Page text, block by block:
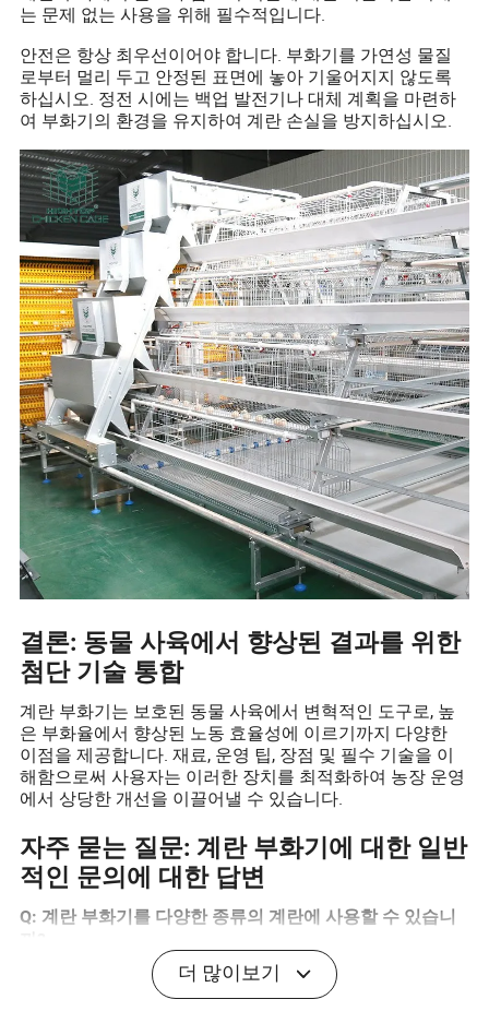
는 문제 없는 사용을 위해 필수적입니다.
안전은 항상 최우선이어야 합니다. 부화기를 가연성 물질
로부터 멀리 두고 안정된 표면에 놓아 기울어지지 않도록
하십시오. 정전 시에는 백업 발전기나 대체 계획을 마련하
여 부화기의 환경을 유지하여 계란 손실을 방지하십시오.
결론: 동물 사육에서 향상된 결과를 위한
첨단 기술 통합
계란 부화기는 보호된 동물 사육에서 변혁적인 도구로, 높
은 부화율에서 향상된 노동 효율성에 이르기까지 다양한
이점을 제공합니다. 재료, 운영 팁, 장점 및 필수 기술을 이
해함으로써 사용자는 이러한 장치를 최적화하여 농장 운영
에서 상당한 개선을 이끌어낼 수 있습니다.
자주 묻는 질문: 계란 부화기에 대한 일반
적인 문의에 대한 답변
Q: 계란 부화기를 다양한 종류의 계란에 사용할 수 있습니
A: 예, 그러나 각 종의 요구에 따라 온도 및 습도 설정을 조
더 많이보기